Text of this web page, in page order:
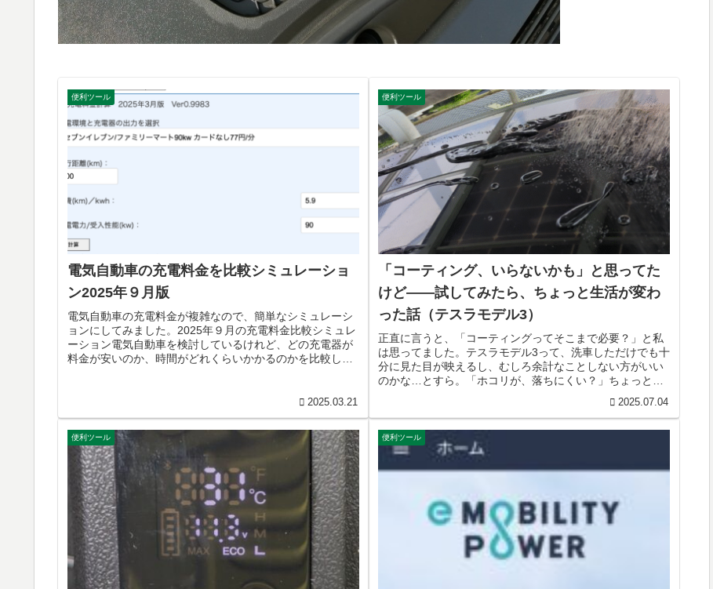
便利ツール
電気自動車の充電料金を比較シミュレーショ
ン2025年９月版
電気自動車の充電料金が複雑なので、簡単なシミュレーシ
ョンにしてみました。2025年９月の充電料金比較シミュレ
ーション電気自動車を検討しているけれど、どの充電器が
料金が安いのか、時間がどれくらいかかるのかを比較した
2025.03.21
便利ツール
「コーティング、いらないかも」と思ってた
けど——試してみたら、ちょっと生活が変わ
った話（テスラモデル3）
正直に言うと、「コーティングってそこまで必要？」と私
は思ってました。テスラモデル3って、洗車しただけでも十
分に見た目が映えるし、むしろ余計なことしない方がいい
のかな…とすら。「ホコリが、落ちにくい？」ちょっとし
2025.07.04
便利ツール 便利ツール